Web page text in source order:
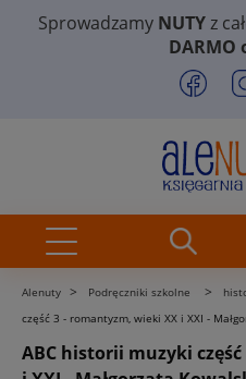
Sprowadzamy NUTYz
DARMO
Alenuty > Podręczniki szkolne >
część 3 - romantyzm, wieki XX i XXI -
ABC historii muzyki